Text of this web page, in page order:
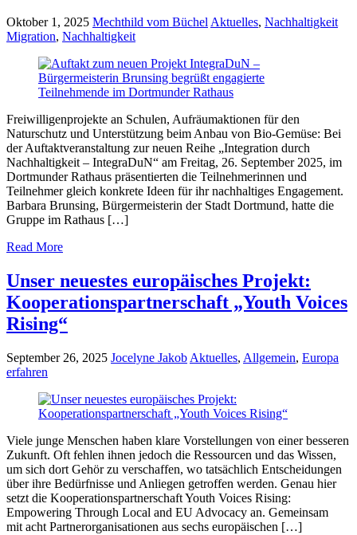
Oktober 1, 2025 Mechthild vom Büchel Aktuelles, Nachhaltigkeit
Migration, Nachhaltigkeit
Freiwilligenprojekte an Schulen, Aufräumaktionen für den
Naturschutz und Unterstützung beim Anbau von Bio-Gemüse: Bei
der Auftaktveranstaltung zur neuen Reihe „Integration durch
Nachhaltigkeit – IntegraDuN“ am Freitag, 26. September 2025, im
Dortmunder Rathaus präsentierten die Teilnehmerinnen und
Teilnehmer gleich konkrete Ideen für ihr nachhaltiges Engagement.
Barbara Brunsing, Bürgermeisterin der Stadt Dortmund, hatte die
Gruppe im Rathaus […]
Read More
Unser neuestes europäisches Projekt:
Kooperationspartnerschaft „Youth Voices
Rising“
September 26, 2025 Jocelyne Jakob Aktuelles, Allgemein, Europa
erfahren
Viele junge Menschen haben klare Vorstellungen von einer besseren
Zukunft. Oft fehlen ihnen jedoch die Ressourcen und das Wissen,
um sich dort Gehör zu verschaffen, wo tatsächlich Entscheidungen
über ihre Bedürfnisse und Anliegen getroffen werden. Genau hier
setzt die Kooperationspartnerschaft Youth Voices Rising:
Empowering Through Local and EU Advocacy an. Gemeinsam
mit acht Partnerorganisationen aus sechs europäischen […]